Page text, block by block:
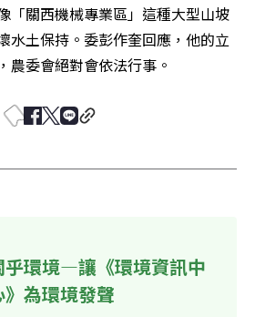
「關西機械專業區」這種大型山坡
水土保持。委彭作奎回應，他的立
農委會絕對會依法行事。
乎環境—讓《環境資訊中
》為環境發聲